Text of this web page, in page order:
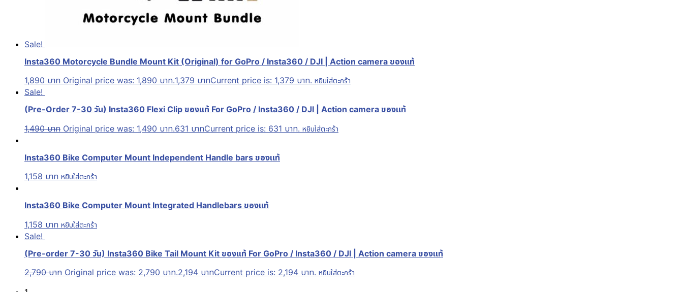
Sale!
Insta360 Motorcycle Bundle Mount Kit (Original) for GoPro / Insta360 / DJI | Action camera ของแท้
1,890บาท Original price was: 1,890 บาท.1,379 บาทCurrent price is: 1,379 บาท. หยิบใส่ตะกร้า
Sale!
(Pre-Order 7-30 วัน) Insta360 Flexi Clip ของแท้ For GoPro / Insta360 / DJI | Action camera ของแท้
1,490บาท Original price was: 1,490 บาท.631 บาทCurrent price is: 631 บาท. หยิบใส่ตะกร้า
Insta360 Bike Computer Mount Independent Handle bars ของแท้
1,158 บาท หยิบใส่ตะกร้า
Insta360 Bike Computer Mount Integrated Handlebars ของแท้
1,158 บาท หยิบใส่ตะกร้า
Sale!
(Pre-order 7-30 วัน) Insta360 Bike Tail Mount Kit ของแท้ For GoPro / Insta360 / DJI | Action camera ของแท้
2,790บาท Original price was: 2,790 บาท.2,194 บาทCurrent price is: 2,194 บาท. หยิบใส่ตะกร้า